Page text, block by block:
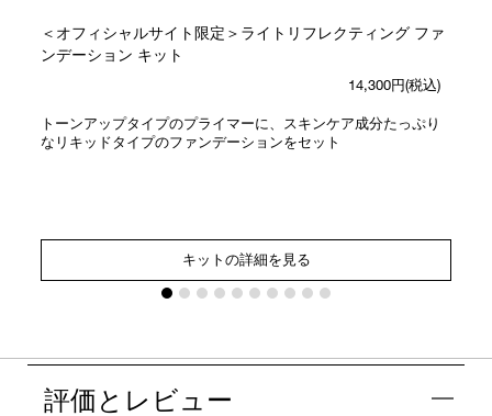
＜オフィシャルサイト限定＞ライトリフレクティング ファ
ンデーション キット
14,300円(税込)
トーンアップタイプのプライマーに、スキンケア成分たっぷり
なリキッドタイプのファンデーションをセット
キットの詳細を見る
評価とレビュー